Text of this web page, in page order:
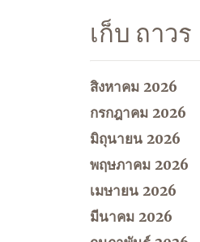
เก็บ ถาวร
สิงหาคม 2026
กรกฎาคม 2026
มิถุนายน 2026
พฤษภาคม 2026
เมษายน 2026
มีนาคม 2026